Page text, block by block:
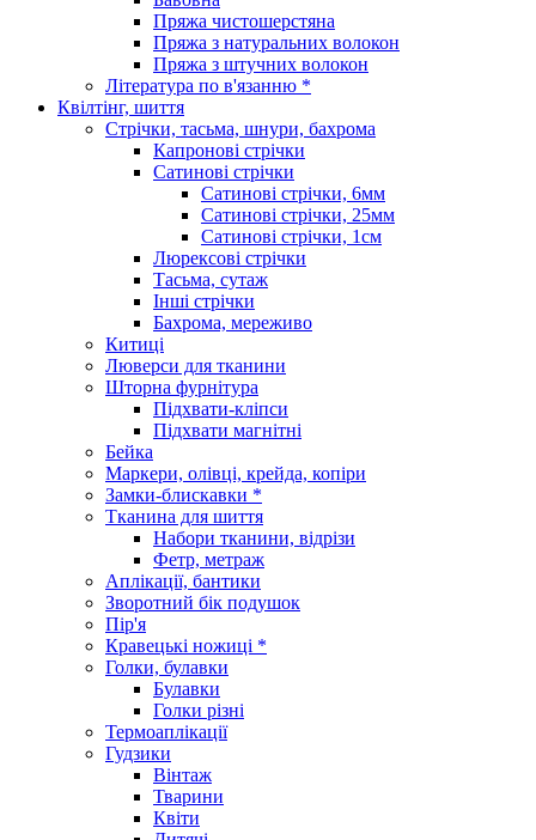
Пряжа чистошерстяна
Пряжа з натуральних волокон
Пряжа з штучних волокон
Література по в'язанню *
Квілтінг, шиття
Стрічки, тасьма, шнури, бахрома
Капронові стрічки
Сатинові стрічки
Сатинові стрічки, 6мм
Сатинові стрічки, 25мм
Сатинові стрічки, 1см
Люрексові стрічки
Тасьма, сутаж
Інші стрічки
Бахрома, мереживо
Китиці
Люверси для тканини
Шторна фурнітура
Підхвати-кліпси
Підхвати магнітні
Бейка
Маркери, олівці, крейда, копіри
Замки-блискавки *
Тканина для шиття
Набори тканини, відрізи
Фетр, метраж
Аплікації, бантики
Зворотний бік подушок
Пір'я
Кравецькі ножиці *
Голки, булавки
Булавки
Голки різні
Термоаплікації
Гудзики
Вінтаж
Тварини
Квіти